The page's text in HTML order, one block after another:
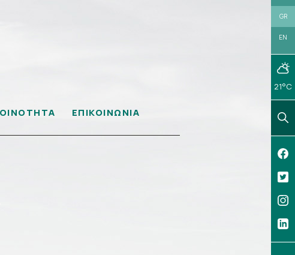
GR
EN
21°C
ΕΠΙΚΟΙΝΩΝΙΑ